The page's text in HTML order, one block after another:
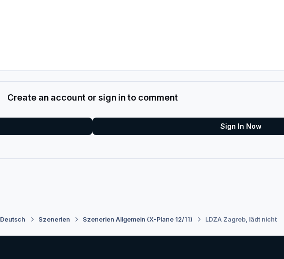
Create an account or sign in to comment
Sign In Now
Deutsch Szenerien Szenerien Allgemein (X-Plane 12/11) LDZA Zagreb, lädt nicht